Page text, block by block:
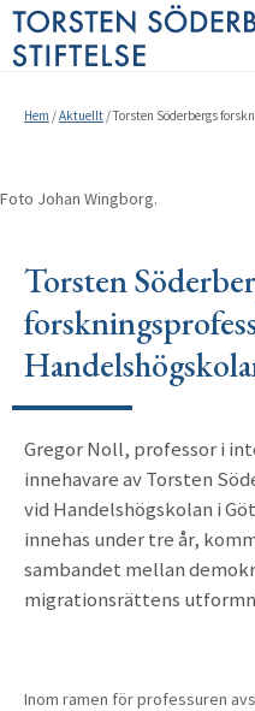
Hem /Aktuellt /Torsten Söderbergs
Foto Johan Wingborg.
Torsten
Gregor Noll, professor i
innehavare av Torsten
vid Handelshögskolan i
innehas under tre år,
sambandet mellan
migrationsrättens
Inom ramen för professuren